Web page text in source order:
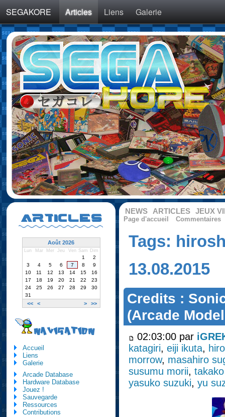
SEGAKORE Articles Liens Galerie
NEWS ARTICLES JEUX
Page d'accueil Commentaires
Tags:
13.08.2015
Credits :
(Arcade
02:03:00 par
katagiri,eiji ikuta,
morrow, masahiro
susumu morii,
yasuko suzuki,yu
ARTICLES
Août 2026
Lun Mar Mer Jeu Ven Sam Dim
<< < > >>
1
2
3
4 5 6 7 8
9
10
11 12 13 14 15
16
17
18 19 20 21 22
23
24
25 26 27 28 29
30
31
NAVIGATION
Accueil
Liens
Galerie
Arcade Database
Hardware Database
Jouez !
Sauvegarde
Ressources
Contributions